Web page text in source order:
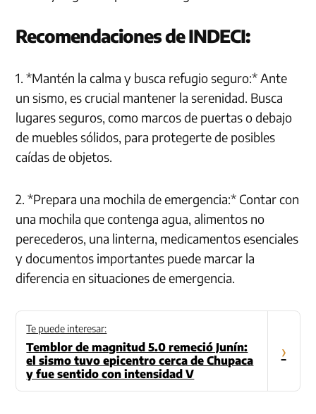
Recomendaciones de INDECI:
1. *Mantén la calma y busca refugio seguro:* Ante
un sismo, es crucial mantener la serenidad. Busca
lugares seguros, como marcos de puertas o debajo
de muebles sólidos, para protegerte de posibles
caídas de objetos.
2. *Prepara una mochila de emergencia:* Contar con
una mochila que contenga agua, alimentos no
perecederos, una linterna, medicamentos esenciales
y documentos importantes puede marcar la
diferencia en situaciones de emergencia.
Te puede interesar:
Temblor de magnitud 5.0 remeció Junín:
el sismo tuvo epicentro cerca de Chupaca
y fue sentido con intensidad V
›